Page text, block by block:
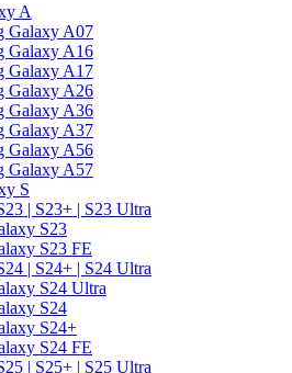
A
Galaxy A07
Galaxy A16
Galaxy A17
Galaxy A26
Galaxy A36
Galaxy A37
Galaxy A56
Galaxy A57
S
| S23+ | S23 Ultra
S23
S23 FE
| S24+ | S24 Ultra
S24 Ultra
S24
S24+
S24 FE
| S25+ | S25 Ultra